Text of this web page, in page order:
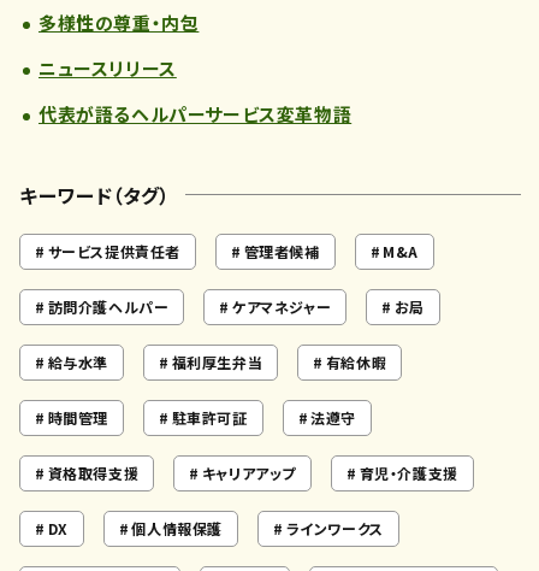
多様性の尊重・内包
ニュースリリース
代表が語るヘルパーサービス変革物語
キーワード（タグ）
サービス提供責任者 管理者候補 M&A
訪問介護ヘルパー ケアマネジャー お局
給与水準 福利厚生弁当 有給休暇
時間管理 駐車許可証 法遵守
資格取得支援 キャリアアップ 育児・介護支援
DX 個人情報保護 ラインワークス